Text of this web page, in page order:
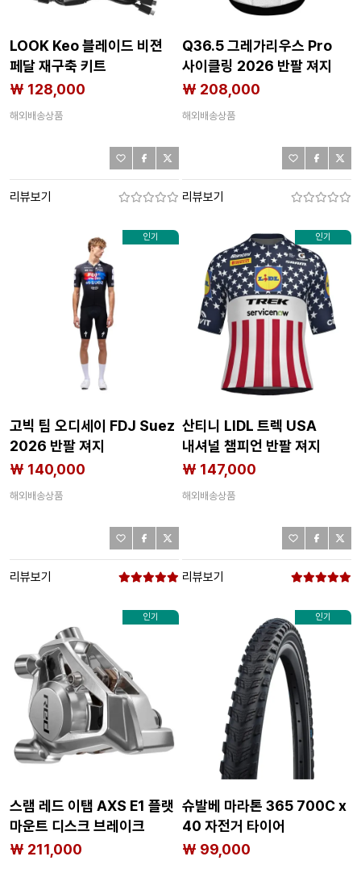
LOOK Keo 블레이드 비젼
페달 재구축 키트
3142957118
₩ 128,000
해외배송상품
리뷰보기
Q36.5 그레가리우스 Pro
사이클링 2026 반팔 져지
3142522358
₩ 208,000
해외배송상품
리뷰보기
인기
고빅 팀 오디세이 FDJ Suez
2026 반팔 져지
3142758679
₩ 140,000
해외배송상품
리뷰보기
인기
산티니 LIDL 트렉 USA
내셔널 챔피언 반팔 져지
3142823353
₩ 147,000
해외배송상품
리뷰보기
인기
스램 레드 이탭 AXS E1 플랫
마운트 디스크 브레이크
캘리퍼 3141012251
₩ 211,000
인기
슈발베 마라톤 365 700C x
40 자전거 타이어
3140559600
₩ 99,000